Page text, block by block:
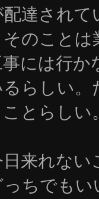
達され
のこと
には行
らしい
とらしい
来れない
ちでも